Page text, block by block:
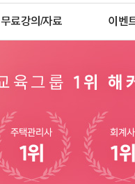
무료강의/자료 이벤